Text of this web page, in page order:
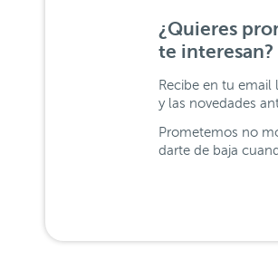
¿Quieres
te interesan?
Recibe en tu
y las novedades
Prometemos no
darte de baja